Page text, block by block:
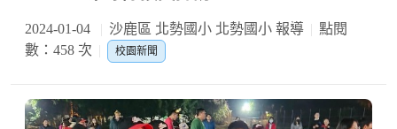
2024-01-04 沙鹿區 北勢國小 北勢國小 報導
點閱
數：458 次
校園新聞